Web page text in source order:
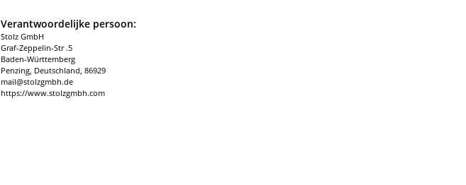
Verantwoordelijke persoon:
Stolz GmbH
Graf-Zeppelin-Str .5
Baden-Württemberg
Penzing, Deutschland, 86929
mail@stolzgmbh.de
https://www.stolzgmbh.com